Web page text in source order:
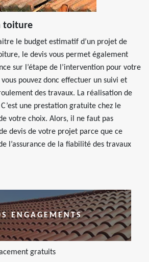
toiture
le budget estimatif d’un projet de
le devis vous permet également
sur l’étape de l’intervention pour votre
pouvez donc effectuer un suivi et
des travaux. La réalisation de
une prestation gratuite chez le
votre choix. Alors, il ne faut pas
devis de votre projet parce que ce
l’assurance de la fiabilité des travaux
ENGAGEMENTS
gratuits